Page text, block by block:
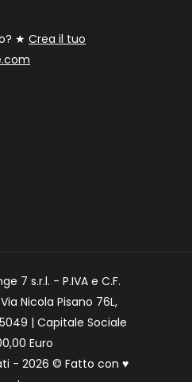
★ Crea il tuo
7 s.r.l. - P.IVA e C.F.
Nicola Pisano 76L,
| Capitale Sociale
Euro
- 2026 © Fatto con ♥